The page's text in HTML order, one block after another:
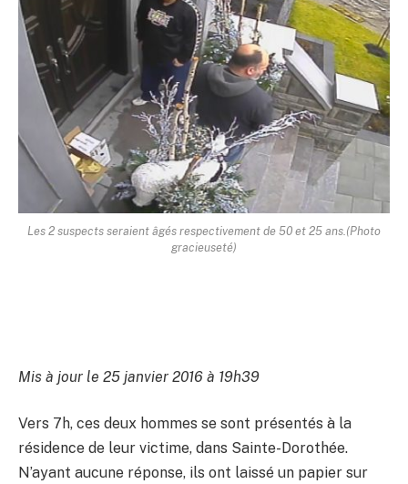
Les 2 suspects seraient âgés respectivement de 50 et 25 ans. (Photo
gracieuseté)
Mis à jour le 25 janvier 2016 à 19h39
Vers 7h, ces deux hommes se sont présentés à la
résidence de leur victime, dans Sainte-Dorothée.
N’ayant aucune réponse, ils ont laissé un papier sur